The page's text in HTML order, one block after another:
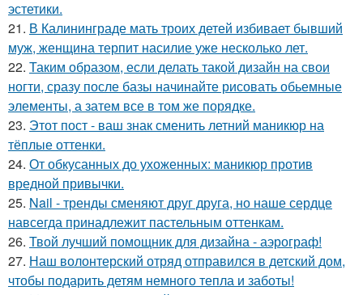
эстетики.
21. В Калининграде мать троих детей избивает бывший
муж, женщина терпит насилие уже несколько лет.
22. Таким образом, если делать такой дизайн на свои
ногти, сразу после базы начинайте рисовать обьемные
элементы, а затем все в том же порядке.
23. Этот пост - ваш знак сменить летний маникюр на
тёплые оттенки.
24. От обкусанных до ухоженных: маникюр против
вредной привычки.
25. Nail - тренды сменяют друг друга, но наше сердце
навсегда принадлежит пастельным оттенкам.
26. Твой лучший помощник для дизайна - аэрограф!
27. Наш волонтерский отряд отправился в детский дом,
чтобы подарить детям немного тепла и заботы!